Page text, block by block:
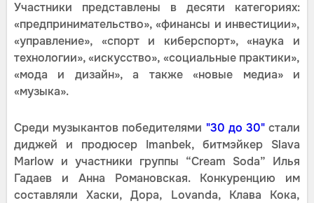
Участники представлены в десяти категориях:
«предпринимательство», «финансы и инвестиции»,
«управление», «спорт и киберспорт», «наука и
технологии», «искусство», «социальные практики»,
«мода и дизайн», а также «новые медиа» и
«музыка».
Среди музыкантов победителями "30 до 30"стали
диджей и продюсер Imanbek, битмэйкер Slava
Marlow и участники группы “Cream Soda” Илья
Гадаев и Анна Романовская. Конкуренцию им
составляли Хаски, Дора, Lovanda, Клава Кока,